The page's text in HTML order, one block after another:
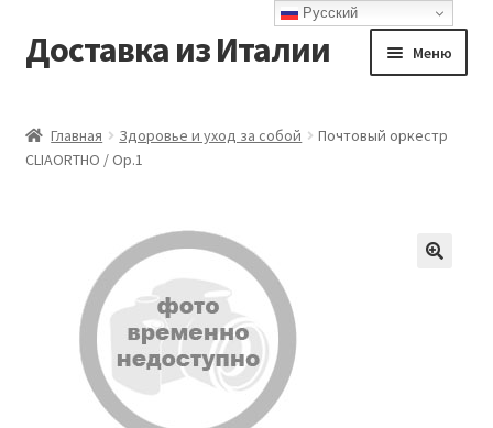
Перейти
к
Перейти
к
Доставка из Италии Меню
Доставка
Оформление заказа
Главная Здоровье и уход за собой
Почтовый оркестр
CLIAORTHO / Op.1
Русский